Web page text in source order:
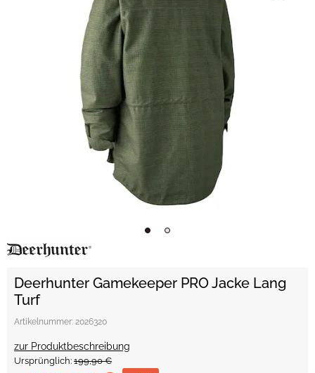
Deerhunter Gamekeeper PRO Jacke Lang
Turf
Artikelnummer: 2026320
zur Produktbeschreibung
Ursprünglich: 199,90 €